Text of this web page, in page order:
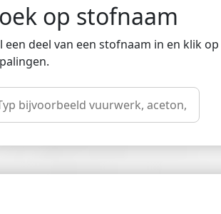
op stofnaam
een deel van een stofnaam in en klik